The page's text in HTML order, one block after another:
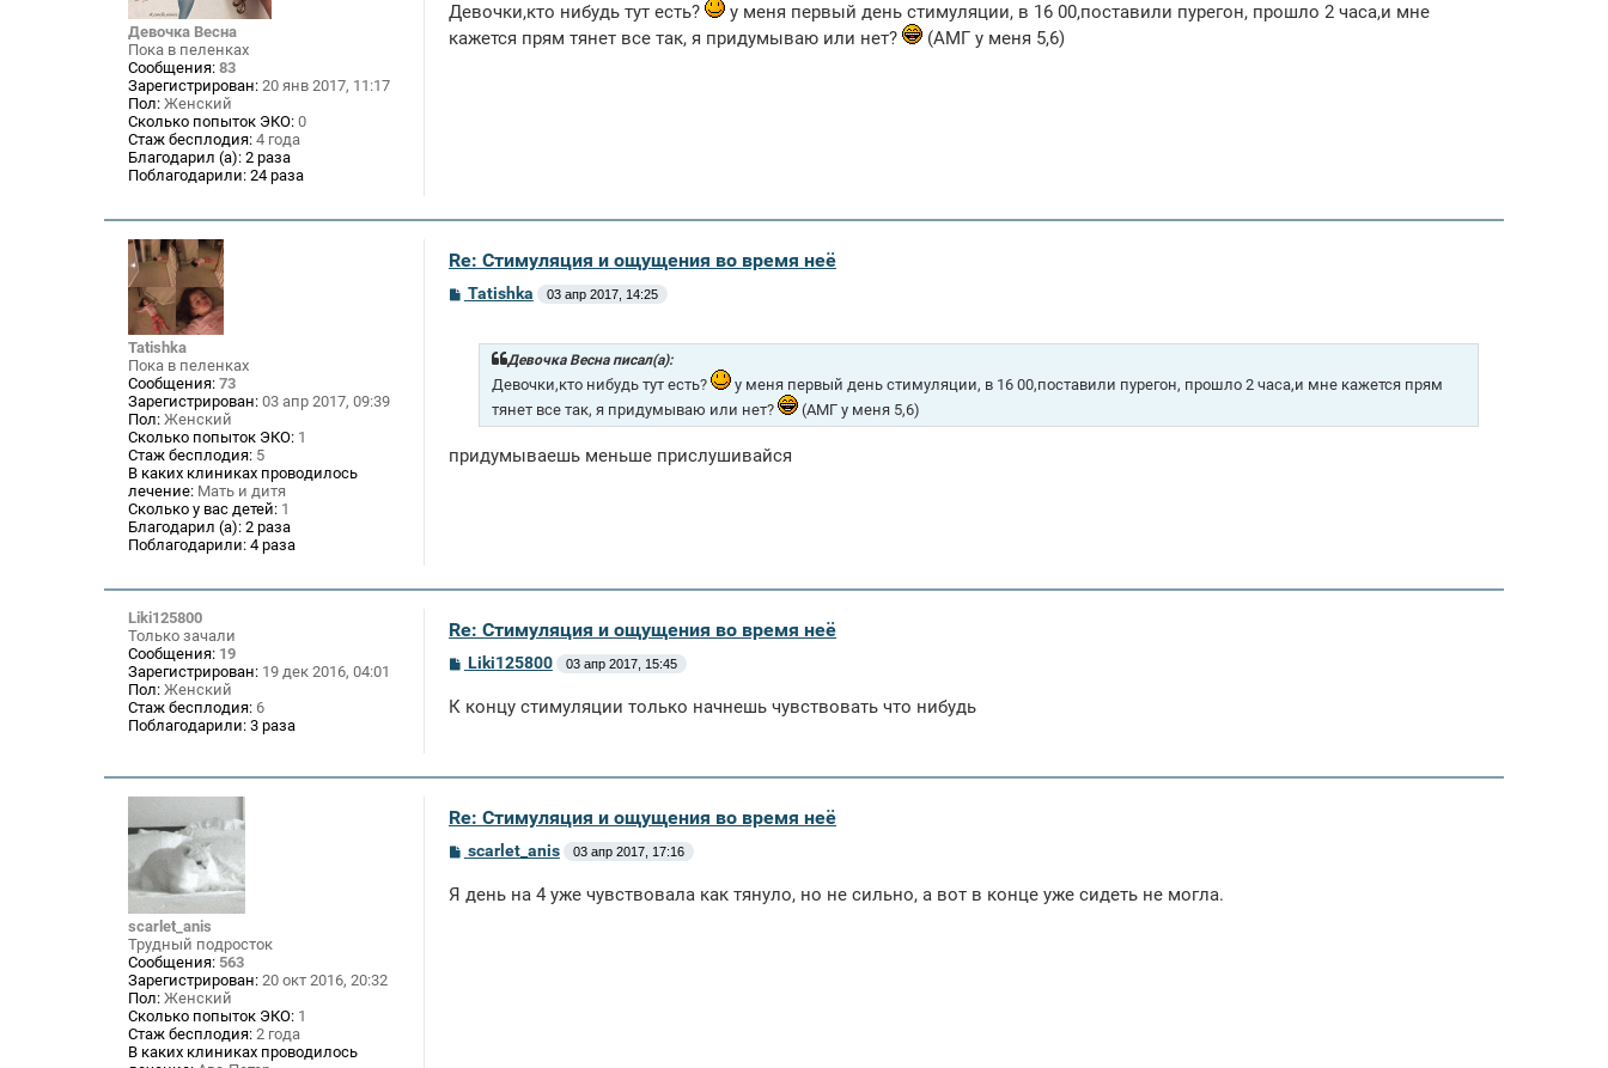
Девочка Весна
Пока в пеленках
Сообщения: 83
Зарегистрирован: 20 янв 2017, 11:17
Пол: Женский
Сколько попыток ЭКО: 0
Стаж бесплодия: 4 года
Благодарил (а): 2 раза
Поблагодарили: 24 раза
б
е
Девочки,кто нибудь тут есть?
у меня первый день стимуляции, в 16 00,поставили пурегон, прошло 2 часа,и мне
кажется прям тянет все так, я придумываю или нет?
(АМГ у меня 5,6)
Tatishka
Пока в пеленках
Сообщения: 73
Зарегистрирован: 03 апр 2017, 09:39
Пол: Женский
Сколько попыток ЭКО: 1
Стаж бесплодия: 5
В каких клиниках проводилось
лечение: Мать и дитя
Сколько у вас детей: 1
Благодарил (а): 2 раза
Поблагодарили: 4 раза
Re: Стимуляция и ощущения во время неё
СTatishka 03 апр 2017, 14:25
Девочка Весна писал(а):
Девочки,кто нибудь тут есть?
у меня первый день стимуляции, в 16 00,поставили пурегон, прошло 2 часа,и мне кажется прям
тянет все так, я придумываю или нет?
(АМГ у меня 5,6)
придумываешь меньше прислушивайся
Liki125800
Только зачали
Сообщения: 19
Зарегистрирован: 19 дек 2016, 04:01
Пол: Женский
Стаж бесплодия: 6
Поблагодарили: 3 раза
Re: Стимуляция и ощущения во время неё
С
б
и
Liki125800 03 апр 2017, 15:45
К концу стимуляции только начнешь чувствовать что нибудь
scarlet_anis
Трудный подросток
Сообщения: 563
Зарегистрирован: 20 окт 2016, 20:32
Пол: Женский
Сколько попыток ЭКО: 1
Стаж бесплодия: 2 года
В каких клиниках проводилось
Re: Стимуляция и ощущения во время неё
С
б
scarlet_anis 03 апр 2017, 17:16
Я день на 4 уже чувствовала как тянуло, но не сильно, а вот в конце уже сидеть не могла.